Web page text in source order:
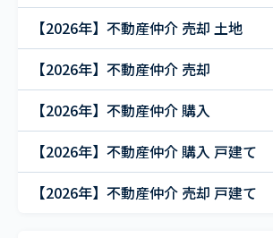
【2026年】不動産仲介 売却 土地
【2026年】不動産仲介 売却
【2026年】不動産仲介 購入
【2026年】不動産仲介 購入 戸建て
【2026年】不動産仲介 売却 戸建て